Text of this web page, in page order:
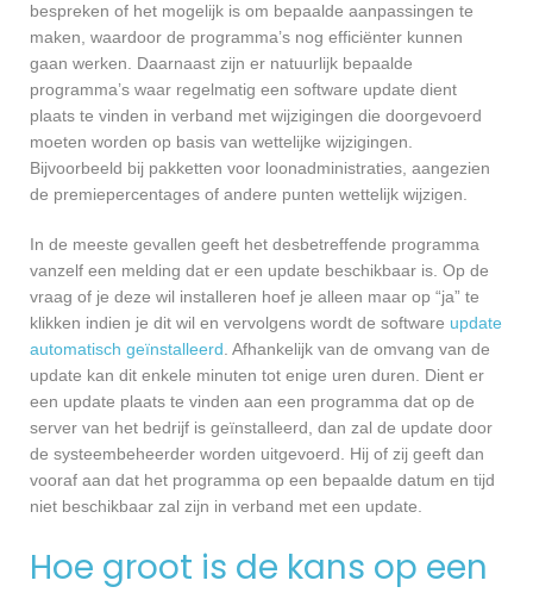
bespreken of het mogelijk is om bepaalde aanpassingen te
maken, waardoor de programma’s nog efficiënter kunnen
gaan werken. Daarnaast zijn er natuurlijk bepaalde
programma’s waar regelmatig een software update dient
plaats te vinden in verband met wijzigingen die doorgevoerd
moeten worden op basis van wettelijke wijzigingen.
Bijvoorbeeld bij pakketten voor loonadministraties, aangezien
de premiepercentages of andere punten wettelijk wijzigen.
In de meeste gevallen geeft het desbetreffende programma
vanzelf een melding dat er een update beschikbaar is. Op de
vraag of je deze wil installeren hoef je alleen maar op “ja” te
klikken indien je dit wil en vervolgens wordt de software update
automatisch geïnstalleerd . Afhankelijk van de omvang van de
update kan dit enkele minuten tot enige uren duren. Dient er
een update plaats te vinden aan een programma dat op de
server van het bedrijf is geïnstalleerd, dan zal de update door
de systeembeheerder worden uitgevoerd. Hij of zij geeft dan
vooraf aan dat het programma op een bepaalde datum en tijd
niet beschikbaar zal zijn in verband met een update.
Hoe groot is de kans op een